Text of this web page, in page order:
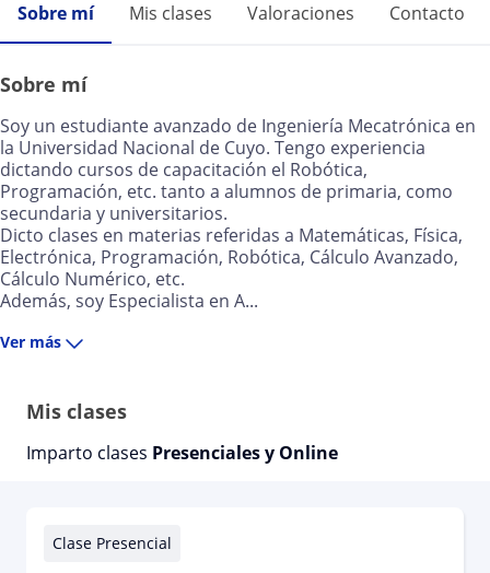
Sobre mí Mis clases Valoraciones Contacto
Sobre mí
Soy un estudiante avanzado de Ingeniería Mecatrónica en
la Universidad Nacional de Cuyo. Tengo experiencia
dictando cursos de capacitación el Robótica,
Programación, etc. tanto a alumnos de primaria, como
secundaria y universitarios.
Dicto clases en materias referidas a Matemáticas, Física,
Electrónica, Programación, Robótica, Cálculo Avanzado,
Cálculo Numérico, etc.
Además, soy Especialista en A...
Ver más
Mis clases
Imparto clases Presenciales y Online
Clase Presencial